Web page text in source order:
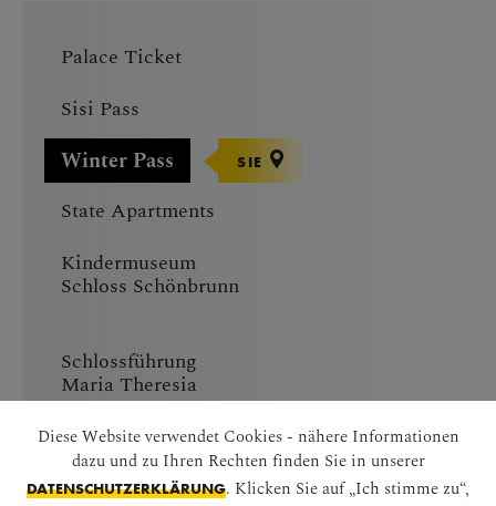
Palace Ticket
Sisi Pass
Winter Pass
SIE
State Apartments
Kindermuseum
Schloss Schönbrunn
Schlossführung
Maria Theresia
Exklusivgärten
Schönbrunn
Diese Website verwendet Cookies - nähere Informationen
dazu und zu Ihren Rechten finden Sie in unserer
DATENSCHUTZERKLÄRUNG. Klicken Sie auf „Ich stimme zu“,